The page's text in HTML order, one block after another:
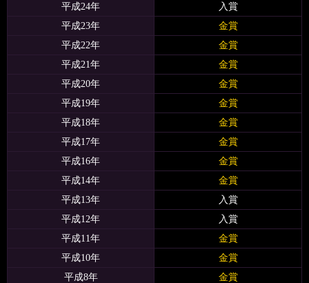
平成24年
入賞
平成23年
金賞
平成22年
金賞
平成21年
金賞
平成20年
金賞
平成19年
金賞
平成18年
金賞
平成17年
金賞
平成16年
金賞
平成14年
金賞
平成13年
入賞
平成12年
入賞
平成11年
金賞
平成10年
金賞
平成8年
金賞